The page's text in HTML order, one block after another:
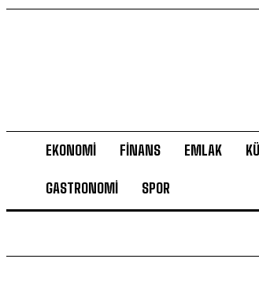
EKONOMİ FİNANS EMLAK
GASTRONOMİ SPOR